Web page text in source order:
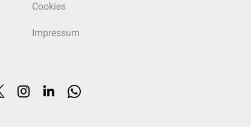
Cookies
Impressum